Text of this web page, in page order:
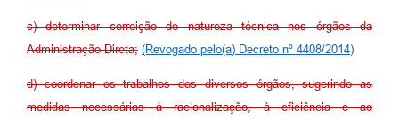
c) determinar correição de natureza técnica nos órgãos da
Administração Direta; (Revogado pelo(a) Decreto nº 4408/2014)
d) coordenar os trabalhos dos diversos órgãos, sugerindo as
medidas necessárias à racionalização, à eficiência e ao